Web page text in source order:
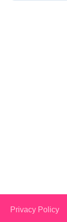
Privacy Policy